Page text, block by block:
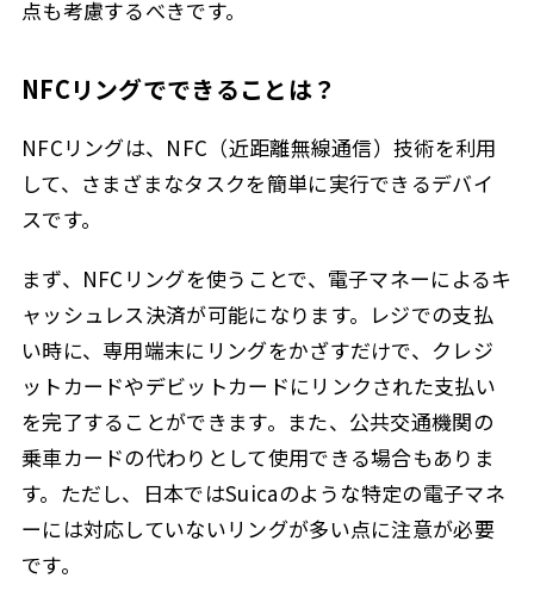
点も考慮するべきです。
NFCリングでできることは？
NFCリングは、NFC（近距離無線通信）技術を利用
して、さまざまなタスクを簡単に実行できるデバイ
スです。
まず、NFCリングを使うことで、電子マネーによるキ
ャッシュレス決済が可能になります。レジでの支払
い時に、専用端末にリングをかざすだけで、クレジ
ットカードやデビットカードにリンクされた支払い
を完了することができます。また、公共交通機関の
乗車カードの代わりとして使用できる場合もありま
す。ただし、日本ではSuicaのような特定の電子マネ
ーには対応していないリングが多い点に注意が必要
です。